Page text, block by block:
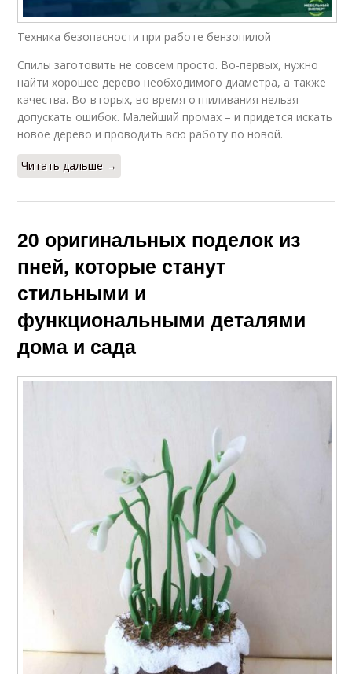
Техника безопасности при работе бензопилой
Спилы заготовить не совсем просто. Во-первых, нужно
найти хорошее дерево необходимого диаметра, а также
качества. Во-вторых, во время отпиливания нельзя
допускать ошибок. Малейший промах – и придется искать
новое дерево и проводить всю работу по новой.
Читать дальше →
20 оригинальных поделок из
пней, которые станут
стильными и
функциональными деталями
дома и сада